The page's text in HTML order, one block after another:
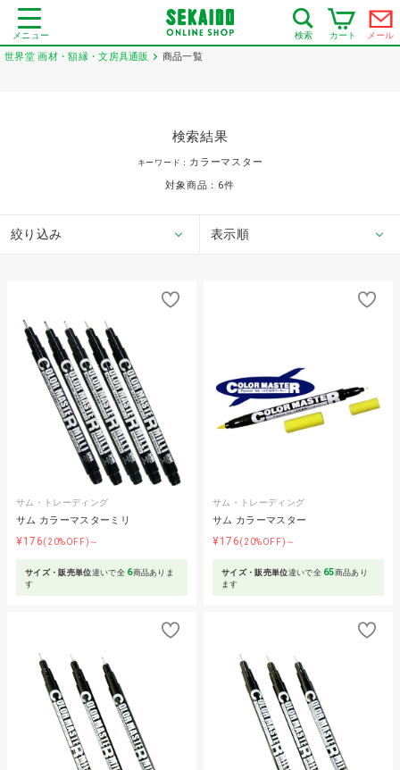
メニュー 検索 カート メール
世界堂 画材・額縁・文房具通販 商品一覧
検索結果
キーワード： カラーマスター
対象商品： 6件
絞り込み 表示順
サム・トレーディング
サム カラーマスターミリ
¥176(20%OFF)～
サイズ・販売単位違いで全 6商品ありま
す
サム・トレーディング
サム カラーマスター
¥176(20%OFF)～
サイズ・販売単位違いで全 65商品あり
ます